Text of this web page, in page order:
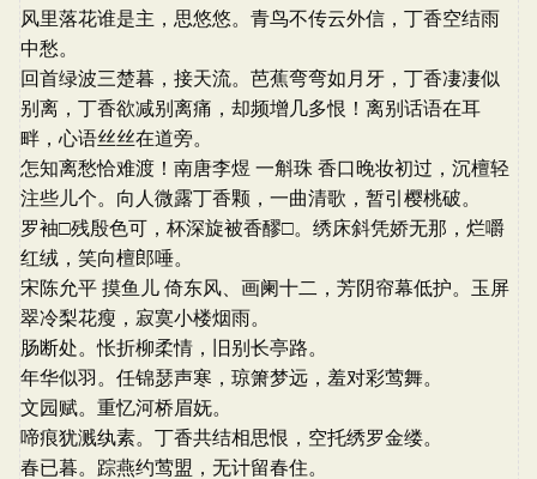
风里落花谁是主，思悠悠。青鸟不传云外信，丁香空结雨
中愁。
回首绿波三楚暮，接天流。芭蕉弯弯如月牙，丁香凄凄似
别离，丁香欲减别离痛，却频增几多恨！离别话语在耳
畔，心语丝丝在道旁。
怎知离愁恰难渡！南唐李煜 一斛珠 香口晚妆初过，沉檀轻
注些儿个。向人微露丁香颗，一曲清歌，暂引樱桃破。
罗袖□残殷色可，杯深旋被香醪□。绣床斜凭娇无那，烂嚼
红绒，笑向檀郎唾。
宋陈允平 摸鱼儿 倚东风、画阑十二，芳阴帘幕低护。玉屏
翠冷梨花瘦，寂寞小楼烟雨。
肠断处。怅折柳柔情，旧别长亭路。
年华似羽。任锦瑟声寒，琼箫梦远，羞对彩莺舞。
文园赋。重忆河桥眉妩。
啼痕犹溅纨素。丁香共结相思恨，空托绣罗金缕。
春已暮。踪燕约莺盟，无计留春住。